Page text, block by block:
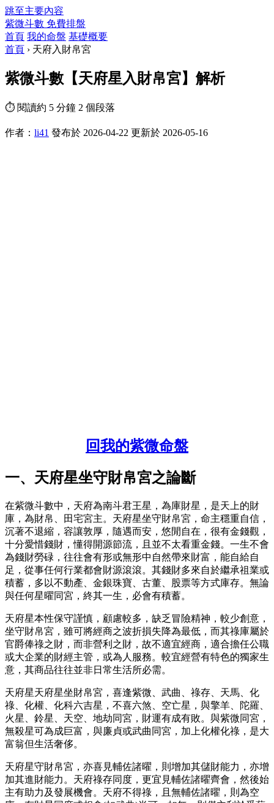
跳至主要內容
紫微斗數 免費排盤
首頁 我的命盤 基礎概要
首頁 › 天府入財帛宮
紫微斗數【天府星入財帛宮】解析
⏱ 閱讀約 5 分鐘 2 個段落
作者： li41 發布於 2026-04-22 更新於 2026-05-16
回我的紫微命盤
一、天府星坐守財帛宮之論斷
在紫微斗數中，天府為南斗君王星，為庫財星，是天上的財
庫，為財帛、田宅宮主。天府星坐守財帛宮，命主穩重自信，
沉著不退縮，容讓敦厚，隨遇而安，悠閒自在，很有金錢觀，
十分愛惜錢財，懂得開源節流，且並不太看重金錢。一生不會
為錢財勞碌，往往會有形或無形中自然帶來財富，能自給自
足，從事任何行業都會財源滾滾。其錢財多來自於繼承祖業或
積蓄，多以不動產、金銀珠寶、古董、股票等方式庫存。無論
與任何星曜同宮，終其一生，必會有積蓄。
天府星本性保守謹慎，顧慮較多，缺乏冒險精神，較少創意，
坐守財帛宮，雖可將經商之波折損失降為最低，而其祿庫屬於
官爵俸祿之財，而非營利之財，故不適宜經商，適合擔任公職
或大企業的財經主管，或為人服務。較宜經營有特色的獨家生
意，其商品往往並非日常生活所必需。
天府星天府星坐財帛宮，喜逢紫微、武曲、祿存、天馬、化
祿、化權、化科六吉星，不喜六煞、空亡星，與擎羊、陀羅、
火星、鈴星、天空、地劫同宮，財運有成有敗。與紫微同宮，
無殺星可為成巨富，與廉貞或武曲同宮，加上化權化祿，是大
富翁但生活奢侈。
天府星守財帛宮，亦喜見輔佐諸曜，則增加其儲財能力，亦增
加其進財能力。天府祿存同度，更宜見輔佐諸曜齊會，然後始
主有助力及發展機會。天府不得祿，且無輔佐諸曜，則為空